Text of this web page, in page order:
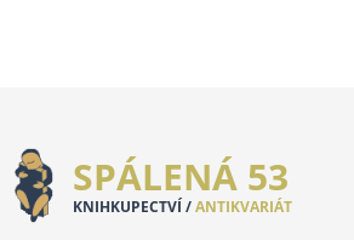
SPÁLENÁ 53
KNIHKUPECTVÍ /ANTIKVARIÁT